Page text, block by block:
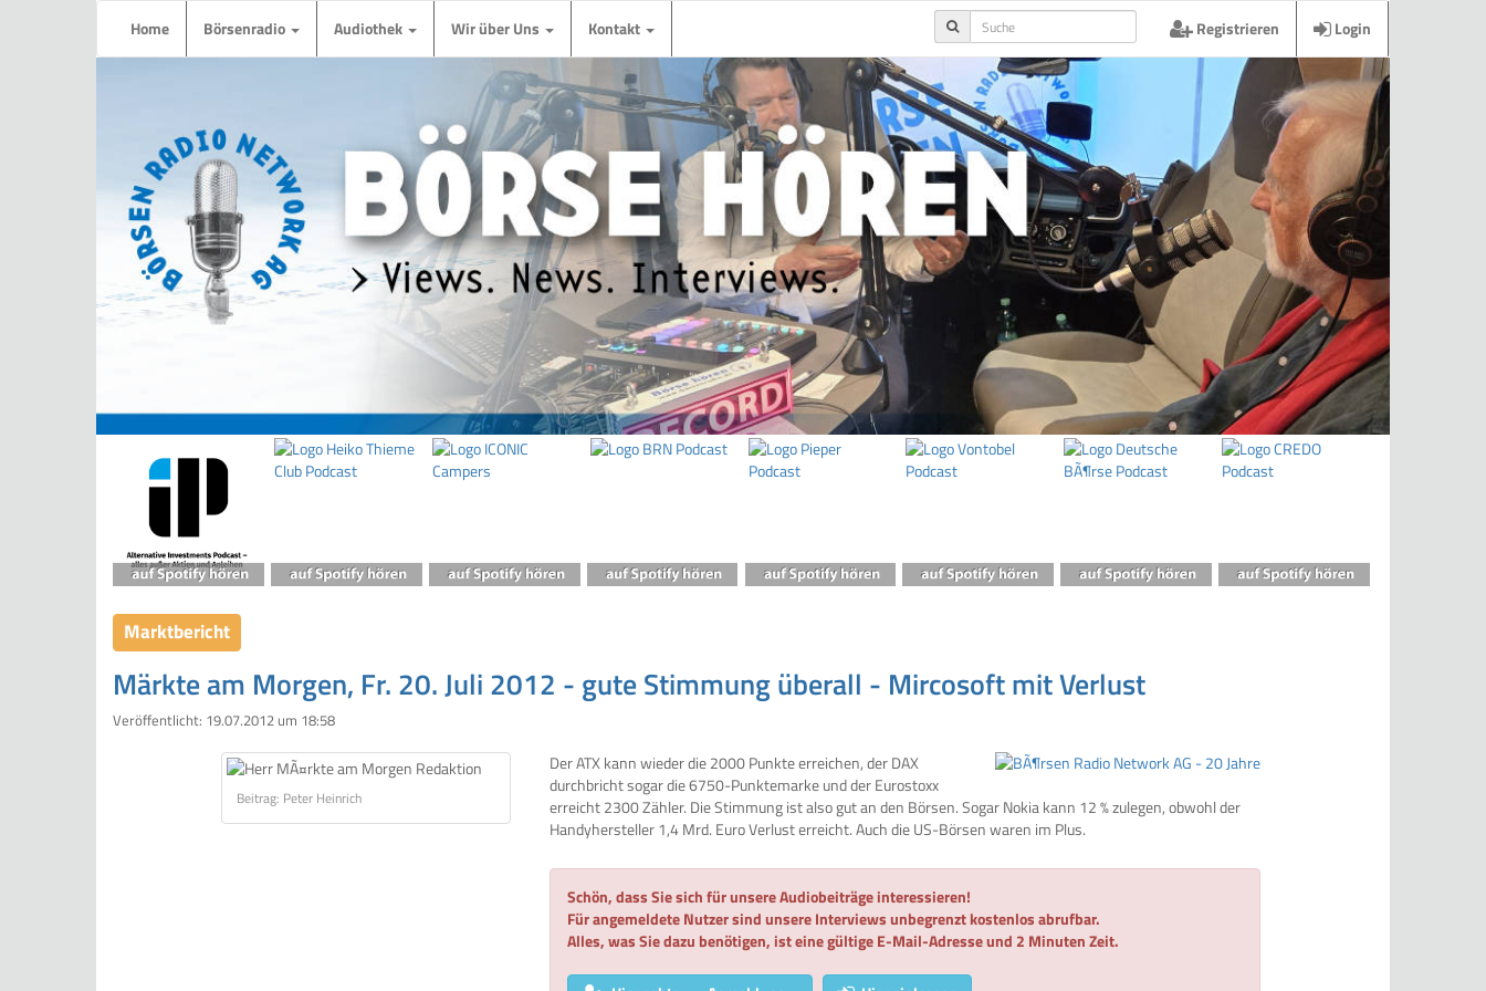
Home Börsenradio Audiothek Wir über Uns Kontakt Registrieren Login
Marktbericht
Märkte am Morgen, Fr. 20. Juli 2012 - gute Stimmung überall - Mircosoft mit Verlust
Veröffentlicht: 19.07.2012 um 18:58
Beitrag: Peter Heinrich
Der ATX kann wieder die 2000 Punkte erreichen, der DAX
durchbricht sogar die 6750-Punktemarke und der Eurostoxx
erreicht 2300 Zähler. Die Stimmung ist also gut an den Börsen. Sogar Nokia kann 12 % zulegen, obwohl der
Handyhersteller 1,4 Mrd. Euro Verlust erreicht. Auch die US-Börsen waren im Plus.
Schön, dass Sie sich für unsere Audiobeiträge interessieren!
Für angemeldete Nutzer sind unsere Interviews unbegrenzt kostenlos abrufbar.
Alles, was Sie dazu benötigen, ist eine gültige E-Mail-Adresse und 2 Minuten Zeit.